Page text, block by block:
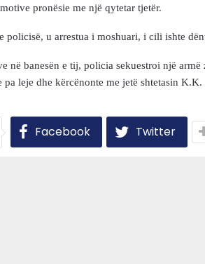
pronësie me një qytetar tjetër.
policisë, u arrestua i moshuari, i cili ishte
në banesën e tij, policia sekuestroi një
pa leje dhe kërcënonte me jetë shtetasin K.K.
Facebook Twitter